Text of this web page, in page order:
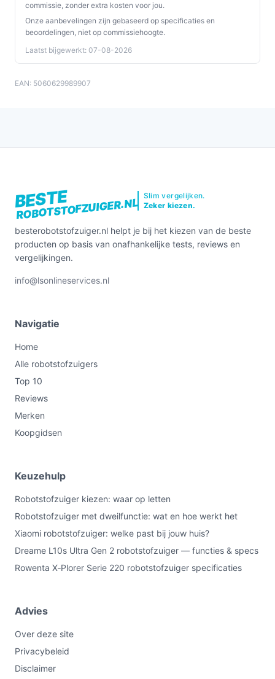
commissie, zonder extra kosten voor jou.
Onze aanbevelingen zijn gebaseerd op specificaties en
beoordelingen, niet op commissiehoogte.
Laatst bijgewerkt: 07-08-2026
EAN: 5060629989907
BESTE
ROBOTSTOFZUIGER.NL
Slim vergelijken.
Zeker kiezen.
besterobotstofzuiger.nl helpt je bij het kiezen van de beste
producten op basis van onafhankelijke tests, reviews en
vergelijkingen.
info@lsonlineservices.nl
Navigatie
Home
Alle robotstofzuigers
Top 10
Reviews
Merken
Koopgidsen
Keuzehulp
Robotstofzuiger kiezen: waar op letten
Robotstofzuiger met dweilfunctie: wat en hoe werkt het
Xiaomi robotstofzuiger: welke past bij jouw huis?
Dreame L10s Ultra Gen 2 robotstofzuiger — functies & specs
Rowenta X‑Plorer Serie 220 robotstofzuiger specificaties
Advies
Over deze site
Privacybeleid
Disclaimer